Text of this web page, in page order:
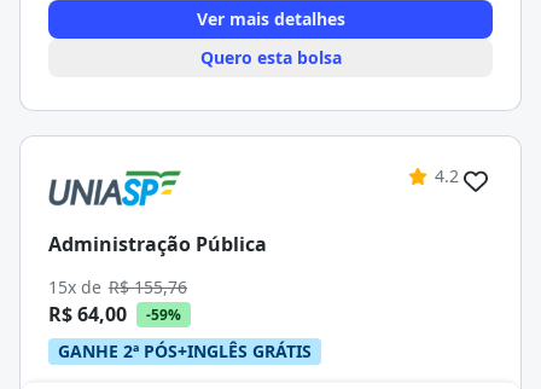
Ver mais detalhes
Quero esta bolsa
4.2
Administração Pública
15x de R$ 155,76
R$ 64,00 -59%
GANHE 2ª PÓS+INGLÊS GRÁTIS